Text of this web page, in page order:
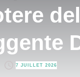
7 JUILLET 2026